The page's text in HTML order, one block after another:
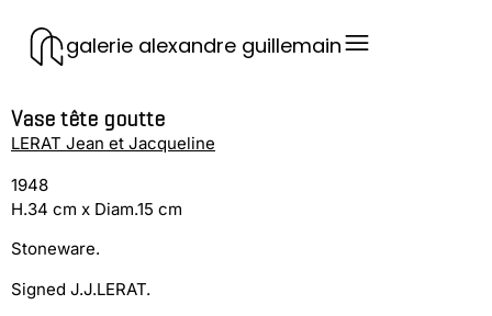
galerie alexandre guillemain
Vase tête goutte
LERAT Jean et Jacqueline
1948
H.34 cm x Diam.15 cm
Stoneware.
Signed J.J.LERAT.